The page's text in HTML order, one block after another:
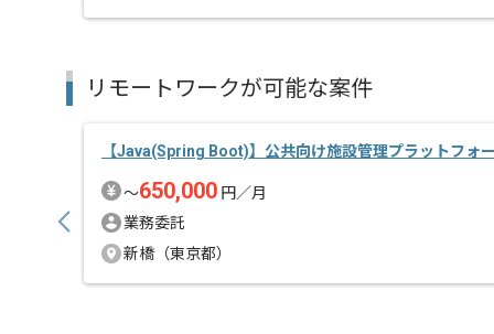
リモートワークが可能な案件
【Java(Spring Boot)】公共向け施設管理プラットフォ
〜650,000 円／月
業務委託
新橋（東京都）